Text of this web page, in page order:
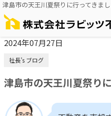
津島市の天王川夏祭りに行ってきまし
2024年07月27日
社長’s ブログ
津島市の天王川夏祭り